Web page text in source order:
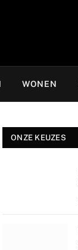
WONEN
ONZE KEUZES